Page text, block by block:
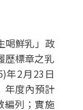
喝鮮乳」政
歷標章之乳
年2月23日
年度內預計
編列；實施